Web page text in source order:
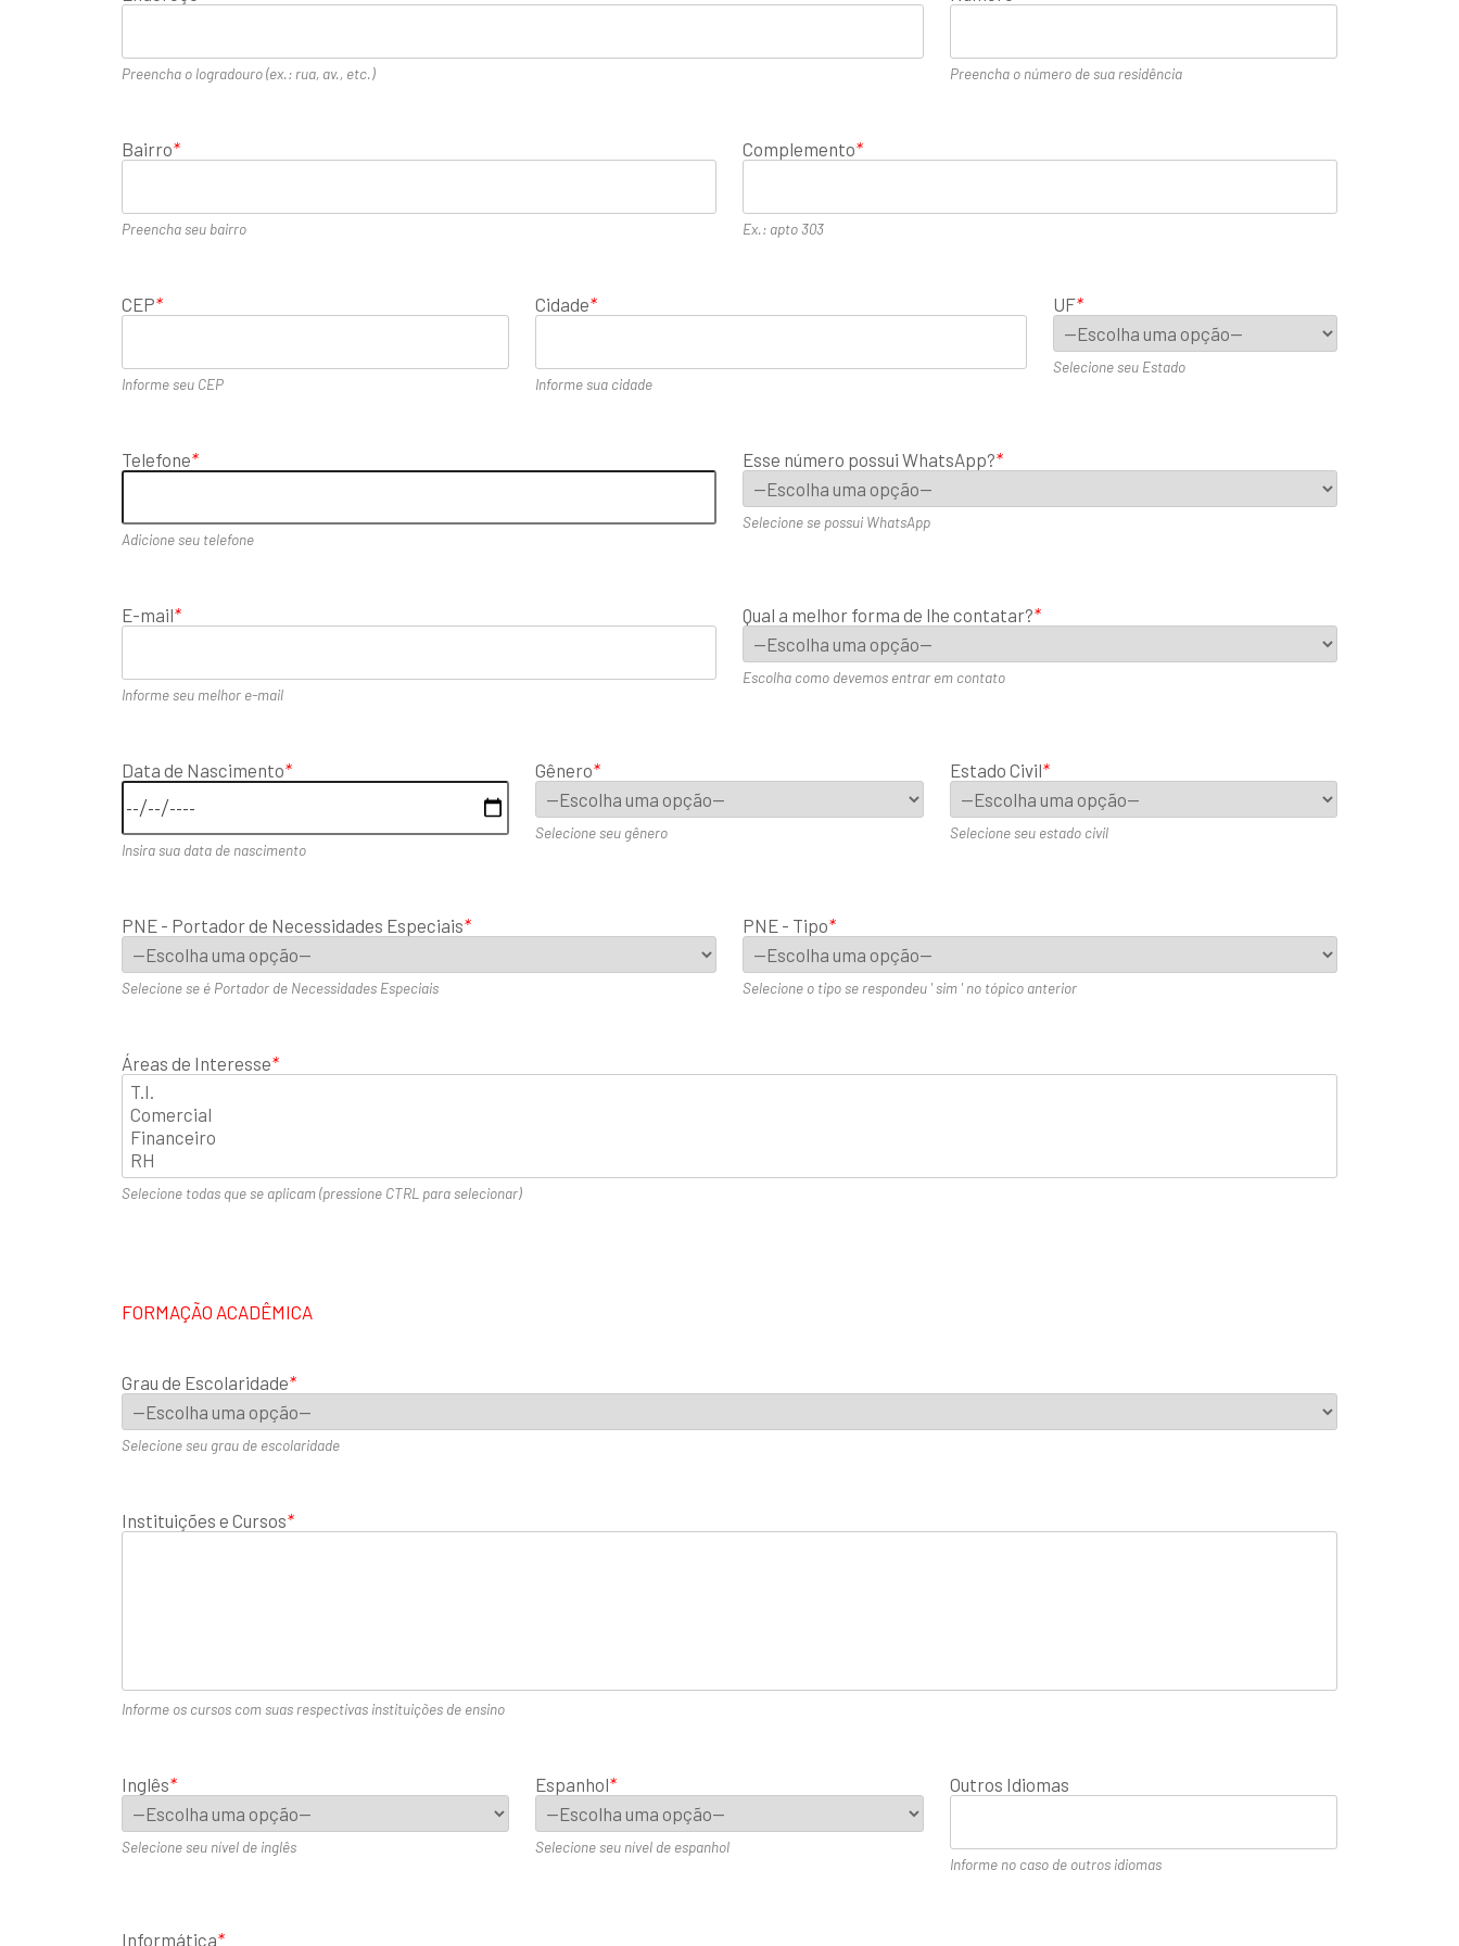
Preencha o logradouro (ex.: rua, av., etc.) Preencha o número de sua residência
Bairro*
Preencha seu bairro
Complemento*
Ex.: apto 303
CEP*
Informe seu CEP
Cidade*
Informe sua cidade
UF*
Selecione seu Estado
Telefone*
Adicione seu telefone
Esse número possui WhatsApp?*
Selecione se possui WhatsApp
E-mail*
Informe seu melhor e-mail
Qual a melhor forma de lhe contatar?*
Escolha como devemos entrar em contato
Data de Nascimento*
Insira sua data de nascimento
Gênero*
Selecione seu gênero
Estado Civil*
Selecione seu estado civil
PNE - Portador de Necessidades Especiais*
Selecione se é Portador de Necessidades Especiais
PNE - Tipo*
Selecione o tipo se respondeu ' sim ' no tópico anterior
Áreas de Interesse*
Selecione todas que se aplicam (pressione CTRL para selecionar)
FORMAÇÃO ACADÊMICA
Grau de Escolaridade*
Selecione seu grau de escolaridade
Instituições e Cursos*
Informe os cursos com suas respectivas instituições de ensino
Inglês*
Selecione seu nível de inglês
Espanhol*
Selecione seu nível de espanhol
Outros Idiomas
Informe no caso de outros idiomas
Informática*